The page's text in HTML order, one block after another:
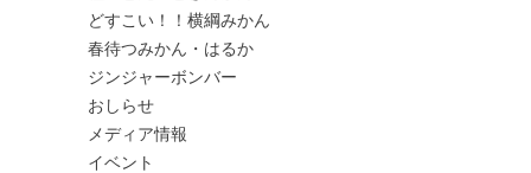
どすこい！！横綱みかん
春待つみかん・はるか
ジンジャーボンバー
おしらせ
メディア情報
イベント